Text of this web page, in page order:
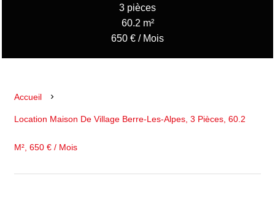
3 pièces
60.2 m²
650 € / Mois
Accueil
Location Maison De Village Berre-Les-Alpes, 3 Pièces, 60.2
M², 650 € / Mois